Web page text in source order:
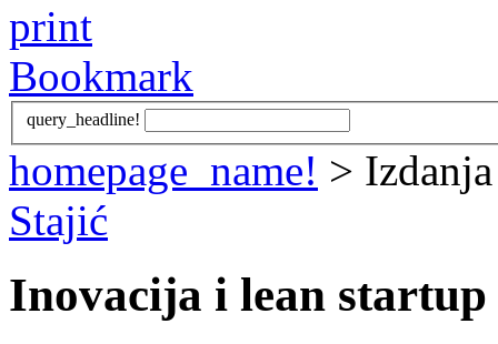
print
Bookmark
query_headline!
homepage_name! >
Stajić
Inovacija i lean startup